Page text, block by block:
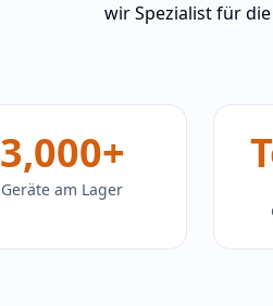
wir Spezialist für
3,000+
Geräte am Lager